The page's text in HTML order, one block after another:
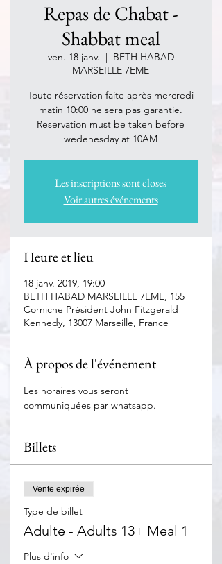
Repas de Chabat -
Shabbat meal
ven. 18 janv.
  |
BETH HABAD
MARSEILLE 7EME
Toute réservation faite après mercredi
matin 10:00 ne sera pas garantie.
Reservation must be taken before
wedenesday at 10AM
Les inscriptions sont closes
Voir autres événements
Heure et lieu
18 janv. 2019, 19:00
BETH HABAD MARSEILLE 7EME, 155
Corniche Président John Fitzgerald
Kennedy, 13007 Marseille, France
À propos de l'événement
Les horaires vous seront
communiquées par whatsapp.
Billets
Vente expirée
Type de billet
Adulte - Adults 13+ Meal 1
Plus d'info